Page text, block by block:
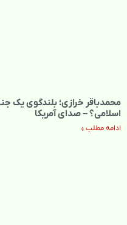
محمدباقر خرازی؛ بلندگوی یک
اسلامی؟ – صدای آمریکا
ادامه مطلب »